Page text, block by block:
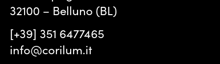
32100 – Belluno (BL)
[+39] 351 6477465
info@corilum.it